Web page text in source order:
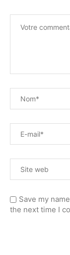
Save my
the next time I